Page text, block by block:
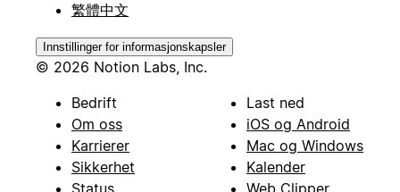
繁體中文
Innstillinger for informasjonskapsler
© 2026 Notion Labs, Inc.
Bedrift
Om oss
Karrierer
Sikkerhet
Last ned
iOS og Android
Mac og Windows
Kalender